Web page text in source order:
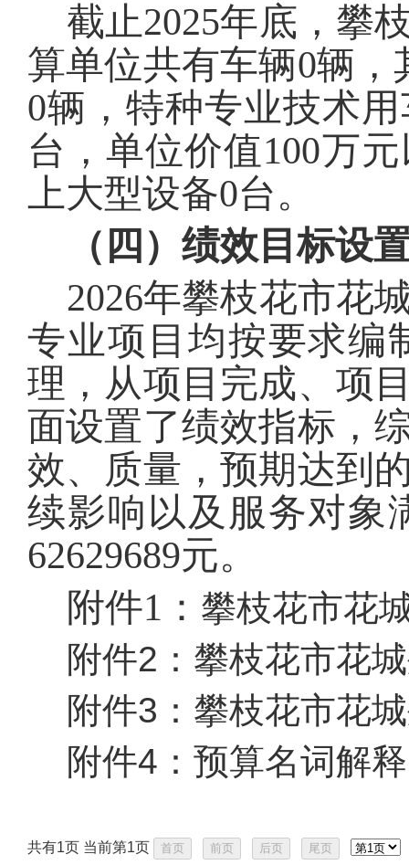
截止2025年底， 攀
算单位共有车辆0辆，
0辆，特种专业技术
台，单位价值100万
上大型设备0台。
（四）绩效目标设
2026年攀枝花市花
专业项目均按要求编
理，从项目完成、项
面设置了绩效指标，
效、质量，预期达到
续影响以及服务对象
62629689元。
附件1： 攀枝花市花
附件2： 攀枝花市花
附件3： 攀枝花市花
附件4： 预算名词解
共有1页 当前第1页